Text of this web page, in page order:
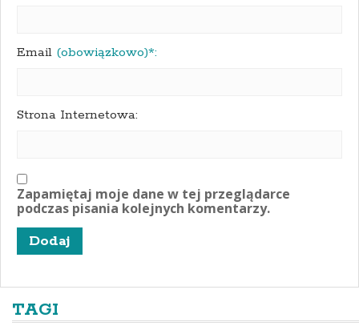
Email (obowiązkowo)*:
Strona Internetowa:
Zapamiętaj moje dane w tej przeglądarce
podczas pisania kolejnych komentarzy.
TAGI